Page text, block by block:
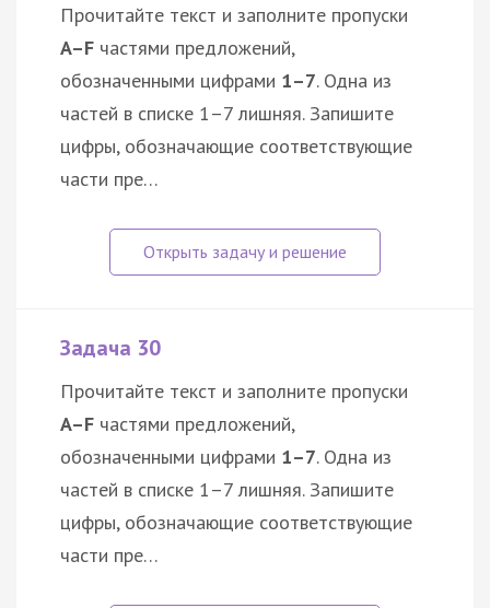
Прочитайте текст и заполните пропуски
A–F частями предложений,
обозначенными цифрами 1–7. Одна из
частей в списке 1–7 лишняя. Запишите
цифры, обозначающие соответствующие
части пре…
Задача 30
Прочитайте текст и заполните пропуски
A–F частями предложений,
обозначенными цифрами 1–7. Одна из
частей в списке 1–7 лишняя. Запишите
цифры, обозначающие соответствующие
части пре…